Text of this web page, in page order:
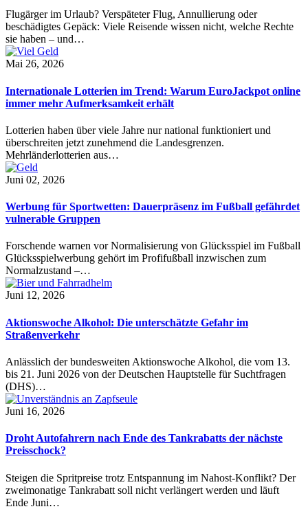
Flugärger im Urlaub? Verspäteter Flug, Annullierung oder
beschädigtes Gepäck: Viele Reisende wissen nicht, welche Rechte
sie haben – und…
Mai 26, 2026
Internationale Lotterien im Trend: Warum EuroJackpot online
immer mehr Aufmerksamkeit erhält
Lotterien haben über viele Jahre nur national funktioniert und
überschreiten jetzt zunehmend die Landesgrenzen.
Mehrländerlotterien aus…
Juni 02, 2026
Werbung für Sportwetten: Dauerpräsenz im Fußball gefährdet
vulnerable Gruppen
Forschende warnen vor Normalisierung von Glücksspiel im Fußball
Glücksspielwerbung gehört im Profifußball inzwischen zum
Normalzustand –…
Juni 12, 2026
Aktionswoche Alkohol: Die unterschätzte Gefahr im
Straßenverkehr
Anlässlich der bundesweiten Aktionswoche Alkohol, die vom 13.
bis 21. Juni 2026 von der Deutschen Hauptstelle für Suchtfragen
(DHS)…
Juni 16, 2026
Droht Autofahrern nach Ende des Tankrabatts der nächste
Preisschock?
Steigen die Spritpreise trotz Entspannung im Nahost-Konflikt? Der
zweimonatige Tankrabatt soll nicht verlängert werden und läuft
Ende Juni…